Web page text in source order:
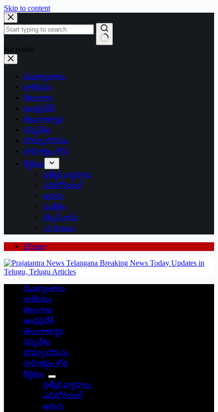
Skip to content
No results
ముఖ్యాంశాలు
జాతీయం
తెలంగాణ
ఆంధ్రప్రదేశ్
తెలంగాణార్థం
సన్నివేశం
బొమ్మా బొరుసు
సాహిత్యం-శోభ
శీర్షికలు
ప్రత్యేక వ్యాసాలు
ఎడిటోరియల్
అరుగు
సంకేతం
దక్కన్.కామ్
24 గంటలు
EPaper
ముఖ్యాంశాలు
జాతీయం
తెలంగాణ
ఆంధ్రప్రదేశ్
తెలంగాణార్థం
సన్నివేశం
బొమ్మా బొరుసు
సాహిత్యం-శోభ
శీర్షికలు
ప్రత్యేక వ్యాసాలు
ఎడిటోరియల్
అరుగు